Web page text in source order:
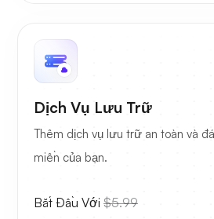
Dịch Vụ Lưu Trữ
Thêm dịch vụ lưu trữ an toàn và
miền của bạn.
Bắt Đầu Với $5.99